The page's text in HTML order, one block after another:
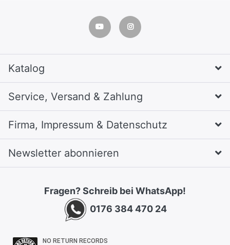
Katalog
Service, Versand & Zahlung
Firma, Impressum & Datenschutz
Newsletter abonnieren
Fragen? Schreib bei WhatsApp!
0176 384 470 24